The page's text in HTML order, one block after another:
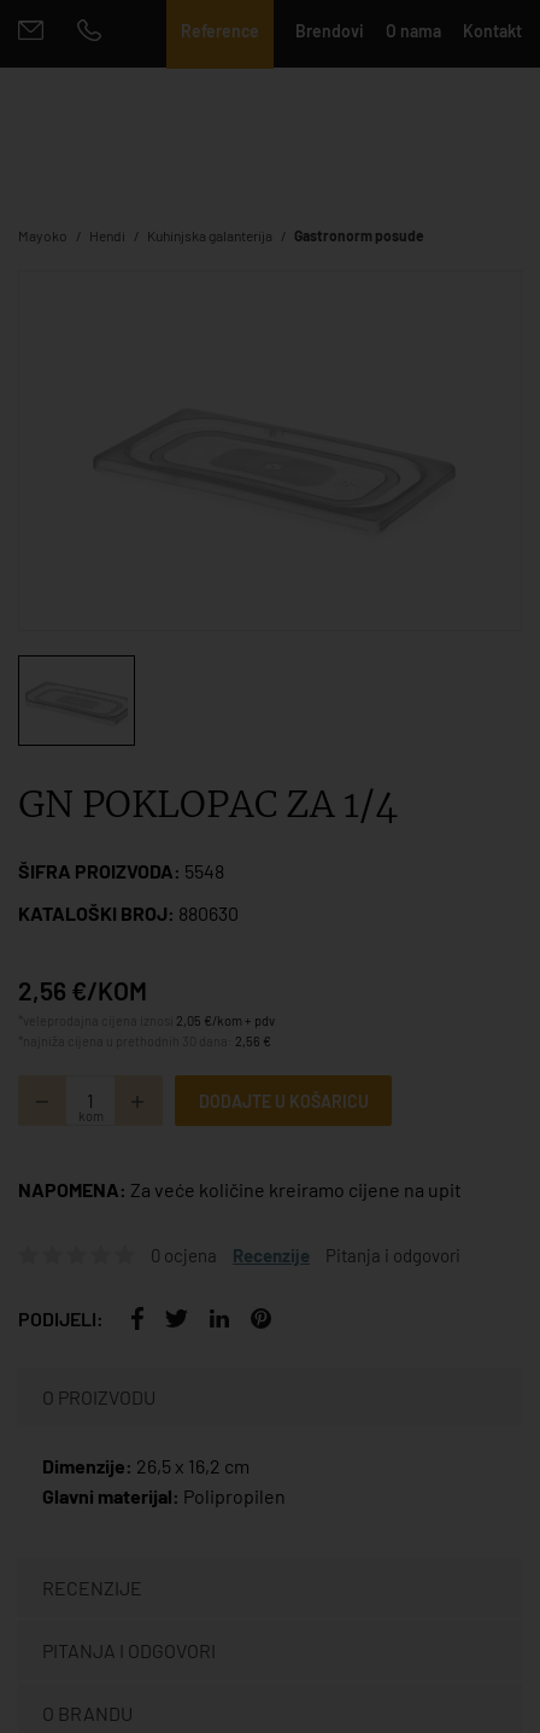
Reference Brendovi O nama Kontakt
Mayoko Hendi Kuhinjska galanterija Gastronorm posude
GN POKLOPAC ZA 1/4
ŠIFRA PROIZVODA: 5548
KATALOŠKI BROJ: 880630
2,56 €/KOM
2,05 €/kom + pdv
2,56 €
kom
DODAJTE U KOŠARICU
NAPOMENA: Za veće količine kreiramo cijene na upit
0 ocjena Recenzije Pitanja i odgovori
PODIJELI:
O PROIZVODU
Dimenzije: 26,5 x 16,2 cm
Glavni materijal: Polipropilen
RECENZIJE
PITANJA I ODGOVORI
O BRANDU